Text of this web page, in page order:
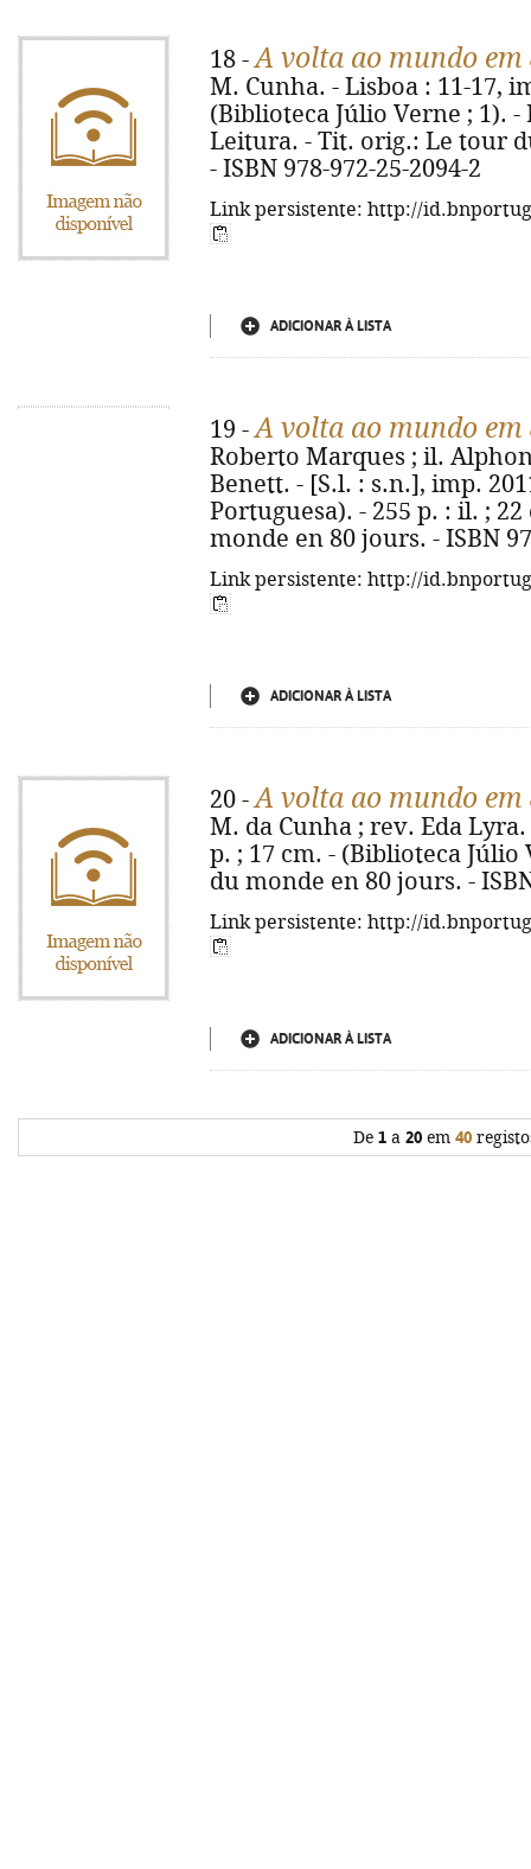
18 -A volta ao mundo em
M. Cunha. - Lisboa : 11-17,
(Biblioteca Júlio Verne ; 1).
Leitura. - Tit. orig.: Le tour
- ISBN 978-972-25-2094-2
Link persistente: http://
ADICIONAR À LISTA
19 -A volta ao mundo em
Roberto Marques ; il.
Benett. - [S.l. : s.n.], imp.
Portuguesa). - 255 p. : il. ;
monde en 80 jours. - ISBN
Link persistente: http://
ADICIONAR À LISTA
20 -A volta ao mundo em
M. da Cunha ; rev. Eda Lyra.
p. ; 17 cm. - (Biblioteca
du monde en 80 jours. -
Link persistente: http://
ADICIONAR À LISTA
De 1a 20em 40